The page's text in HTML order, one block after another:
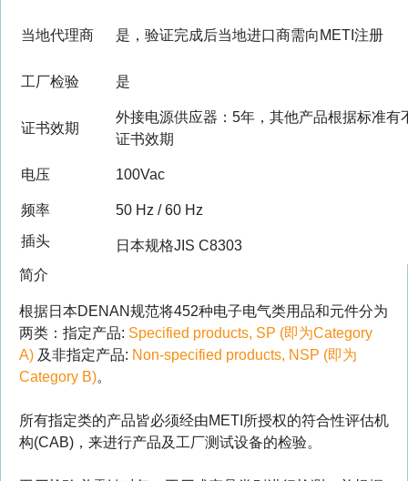
当地代理商 是，验证完成后当地进口商需向METI注册
工厂检验 是
证书效期
外接电源供应器：5年，其他产品根据标准有
证书效期
电压 100Vac
频率
50 Hz / 60 Hz
插头
日本规格JIS C8303
简介
根据日本DENAN规范将452种电子电气类用品和元件分为
两类：指定产品: Specified products, SP (即为Category
A) 及非指定产品: Non-specified products, NSP (即为
Category B)。
所有指定类的产品皆必须经由METI所授权的符合性评估机
构(CAB)，来进行产品及工厂测试设备的检验。